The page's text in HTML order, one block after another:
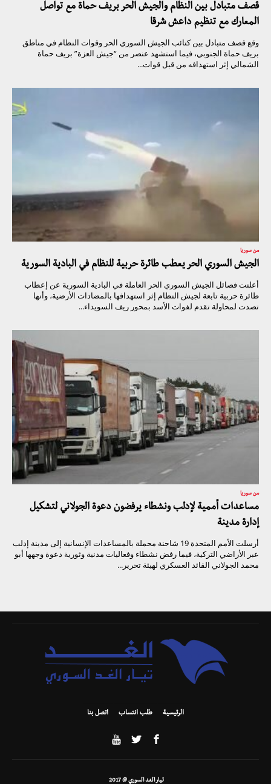
قصف متبادل بين النظام والجيش الحر بريف حماة مع تواصل
المعارك مع تنظيم داعش شرقا
وقع قصف متبادل بين كتائب الجيش السوري الحر وقوات النظام في مناطق
بريف حماة الجنوبي، فيما استشهد عنصر من “جيش العزة” بريف حماة
الشمالي إثر استهدافه من قبل قوات...
من سوريا
الجيش السوري الحر يعطب طائرة حربية للنظام في البادية السورية
أعلنت فصائل الجيش السوري الحر العاملة في البادية السورية عن إعطاب
طائرة حربية تابعة لجيش النظام إثر استهدافها بالمضادات الأرضية، وأنها
تصدت لمحاولة تقدم لفوات الأسد بمحور ريف السويداء...
من سوريا
مساعدات أممية لإدلب ونشطاء يرفضون دعوة الجولاني لتشكيل
إدارة مدينة
أرسلت الأمم المتحدة 19 شاحنة محملة بالمساعدات الإنسانية إلى مدينة إدلب
عبر الأراضي التركية، فيما رفض نشطاء وفعاليات مدنية وثورية دعوة وجهها أبو
محمد الجولاني القائد العسكري لهيئة تحرير...
الرئيسية طلب انتساب اتصل بنا
تيار الغد السوري @ 2017